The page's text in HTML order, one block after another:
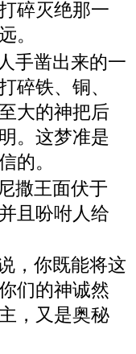
碎灭绝那一
。
手凿出来的一
碎铁、铜、
大的神把后
。这梦准是
的。
撒王面伏于
且吩咐人给
，你既能将这
们的神诚然
，又是奥秘